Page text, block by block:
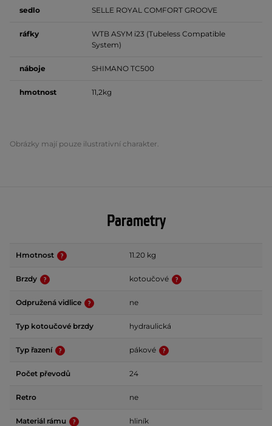
sedlo SELLE ROYAL COMFORT GROOVE
ráfky
WTB ASYM i23 (Tubeless Compatible
System)
náboje SHIMANO TC500
hmotnost 11,2kg
Obrázky mají pouze ilustrativní charakter.
Parametry
Hmotnost 11.20 kg
Brzdy kotoučové
Odpružená vidlice ne
Typ kotoučové brzdy hydraulická
Typ řazení pákové
Počet převodů 24
Retro ne
Materiál rámu hliník